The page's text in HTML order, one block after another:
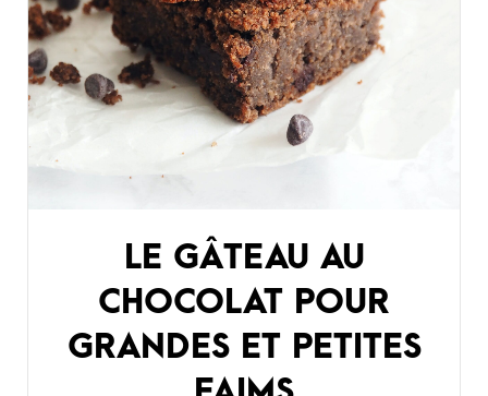
LE GÂTEAU AU
CHOCOLAT POUR
GRANDES ET PETITES